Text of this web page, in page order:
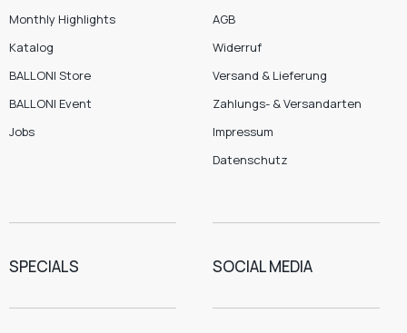
Monthly Highlights
Katalog
BALLONI Store
BALLONI Event
Jobs
AGB
Widerruf
Versand & Lieferung
Zahlungs- & Versandarten
Impressum
Datenschutz
SPECIALS SOCIAL MEDIA